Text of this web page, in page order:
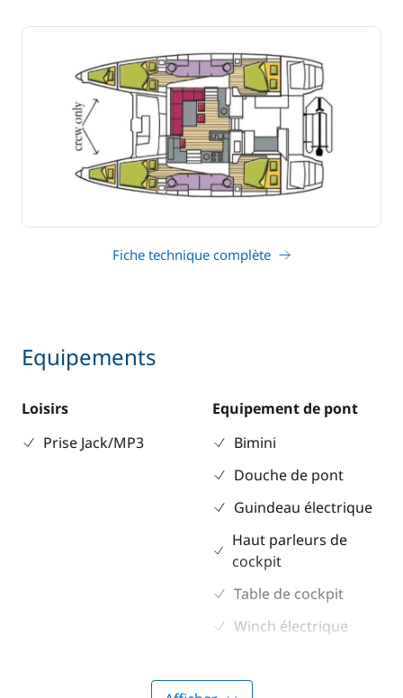
Fiche technique complète
Equipements
Loisirs
Prise Jack/MP3
Equipement de pont
Bimini
Douche de pont
Guindeau électrique
Haut parleurs de
cockpit
Table de cockpit
Winch électrique
Divers